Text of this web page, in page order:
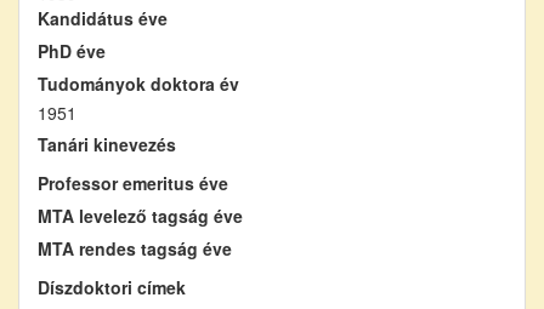
Kandidátus éve
PhD éve
Tudományok doktora év
1951
Tanári kinevezés
Professor emeritus éve
MTA levelező tagság éve
MTA rendes tagság éve
Díszdoktori címek